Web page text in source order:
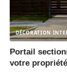
DÉCORATION
Portail
votre propriété